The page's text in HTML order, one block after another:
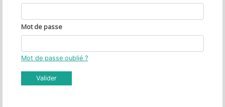
Mot de passe
Mot de passe oublié ?
Valider